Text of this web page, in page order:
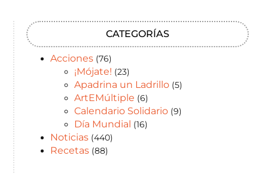
CATEGORÍAS
Acciones (76)
¡Mójate! (23)
Apadrina un Ladrillo (5)
ArtEMúltiple (6)
Calendario Solidario (9)
Día Mundial (16)
Noticias (440)
Recetas (88)